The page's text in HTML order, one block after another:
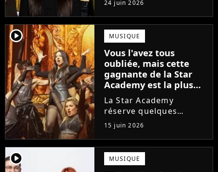
prochaine saison de la
Star Academy. Mais qui
prendra sa place ? Alors
que son nom circule,
cet ancien gagnant de
l'émission...
24 juin 2026
player2 MUSIQUE
Vous l'avez tous
oubliée, mais cette
gagnante de la Star
Academy est la plus
écoutée de l'histoire
de l'émission !
La Star Academy
réserve quelques
surprises. Cette
gagnante totalement
oubliée de l'émission
est aujourd'hui plus
écoutée en streaming
15 juin 2026
player2 MUSIQUE